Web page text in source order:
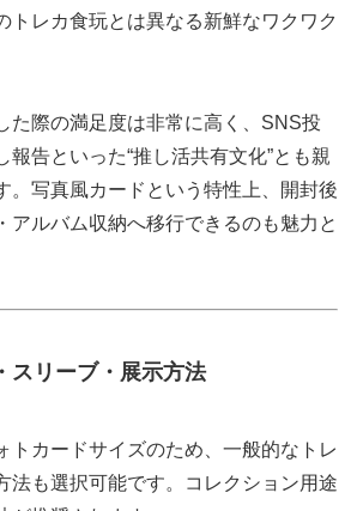
トレカ食玩とは異なる新鮮なワクワク
た際の満足度は非常に高く、SNS投
報告といった“推し活共有文化”とも親
。写真風カードという特性上、開封後
アルバム収納へ移行できるのも魅力と
スリーブ・展示方法
トカードサイズのため、一般的なトレ
法も選択可能です。コレクション用途